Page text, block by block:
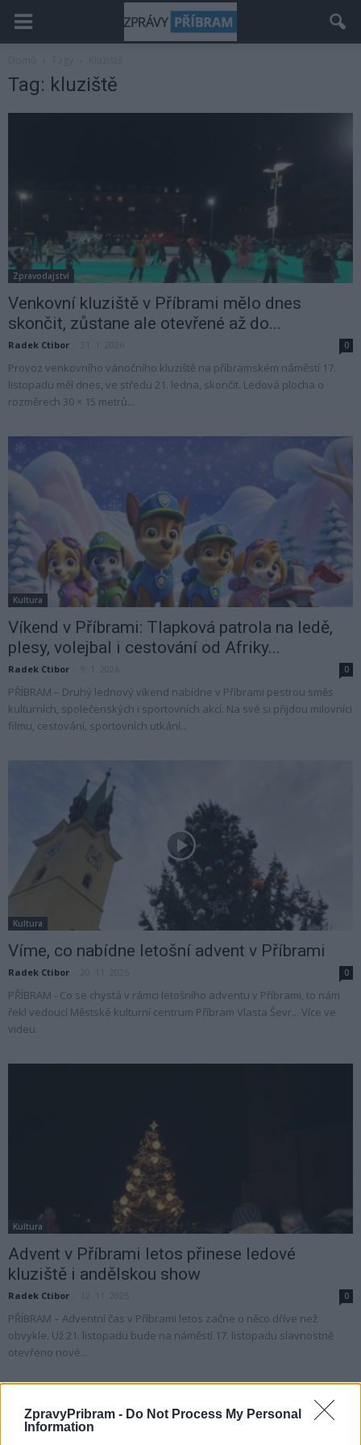
ZpravyPribram - Do Not Process My Personal
Information
Tag: kluziště
Zpravodajství
Venkovní kluziště v Příbrami mělo dnes
skončit, zůstane ale otevřené až do...
Radek Ctibor 0
Provoz venkovního vánočního kluziště na příbramském náměstí 17.
listopadu měl dnes, ve středu 21. ledna, skončit. Ledová plocha o
rozměrech 30 × 15 metrů...
Kultura
Víkend v Příbrami: Tlapková patrola na ledě,
plesy, volejbal i cestování od Afriky...
Radek Ctibor 0
PŘÍBRAM – Druhý lednový víkend nabídne v Příbrami pestrou směs
kulturních, společenských i sportovních akcí. Na své si přijdou milovníci
filmu, cestování, sportovních utkání...
Kultura
Víme, co nabídne letošní advent v Příbrami
Radek Ctibor 0
PŘÍBRAM - Co se chystá v rámci letošního adventu v Příbrami, to nám
řekl vedoucí Městské kulturní centrum Příbram Vlasta Ševr... Více ve
videu.
Kultura
Advent v Příbrami letos přinese ledové
kluziště i andělskou show
Radek Ctibor 0
PŘÍBRAM – Adventní čas v Příbrami letos začne o něco dříve než
obvykle. Už 21. listopadu bude na náměstí 17. listopadu slavnostně
otevřeno nové...